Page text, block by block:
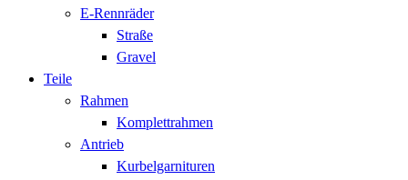
E-Rennräder
Straße
Gravel
Teile
Rahmen
Komplettrahmen
Antrieb
Kurbelgarnituren